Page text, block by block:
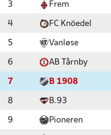
3 Frem
4 FC Knöedel
5 Vanløse
6 AB Tårnby
7 B 1908
8 B.93
9 Pioneren